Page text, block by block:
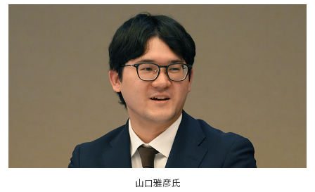
山口雅彦氏